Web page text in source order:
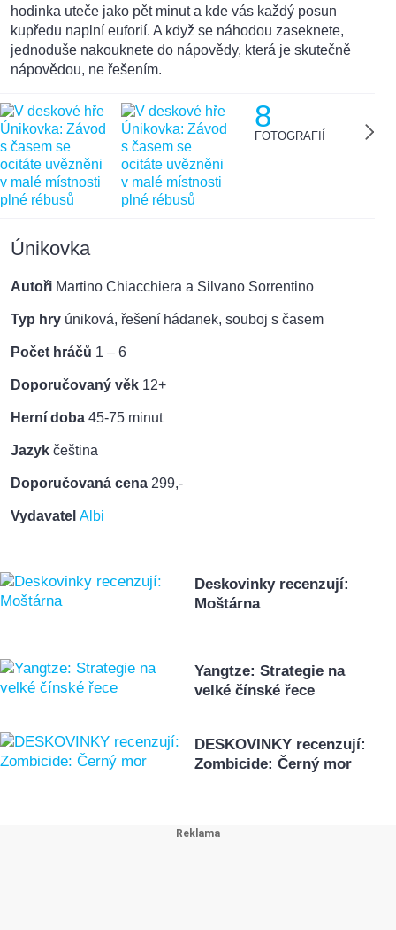
hodinka uteče jako pět minut a kde vás každý posun
kupředu naplní euforií. A když se náhodou zaseknete,
jednoduše nakouknete do nápovědy, která je skutečně
nápovědou, ne řešením.
8
FOTOGRAFIÍ
Únikovka
Autoři Martino Chiacchiera a Silvano Sorrentino
Typ hry úniková, řešení hádanek, souboj s časem
Počet hráčů 1 – 6
Doporučovaný věk 12+
Herní doba 45-75 minut
Jazyk čeština
Doporučovaná cena 299,-
Vydavatel Albi
Deskovinky recenzují:
Moštárna
Yangtze: Strategie na
velké čínské řece
DESKOVINKY recenzují:
Zombicide: Černý mor